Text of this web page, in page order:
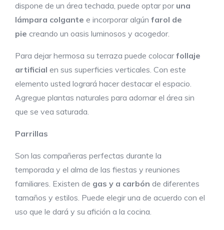
dispone de un área techada, puede optar por una
lámpara colgante e incorporar algún farol de
pie creando un oasis luminosos y acogedor.
Para dejar hermosa su terraza puede colocarfollaje
artificial en sus superficies verticales. Con este
elemento usted logrará hacer destacar el espacio.
Agregue plantas naturales para adornar el área sin
que se vea saturada.
Parrillas
Son las compañeras perfectas durante la
temporada y el alma de las fiestas y reuniones
familiares. Existen de gas y a carbón de diferentes
tamaños y estilos. Puede elegir una de acuerdo con el
uso que le dará y su afición a la cocina.